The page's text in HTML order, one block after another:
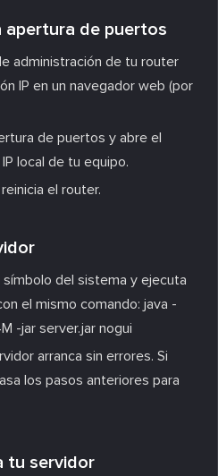
apertura de puertos
administración de tu router
IP en un navegador web (por
de puertos y abre el
local de tu equipo.
el router.
del sistema y ejecuta
el mismo comando: java -
-jar server.jar nogui
arranca sin errores. Si
los pasos anteriores para
tu servidor